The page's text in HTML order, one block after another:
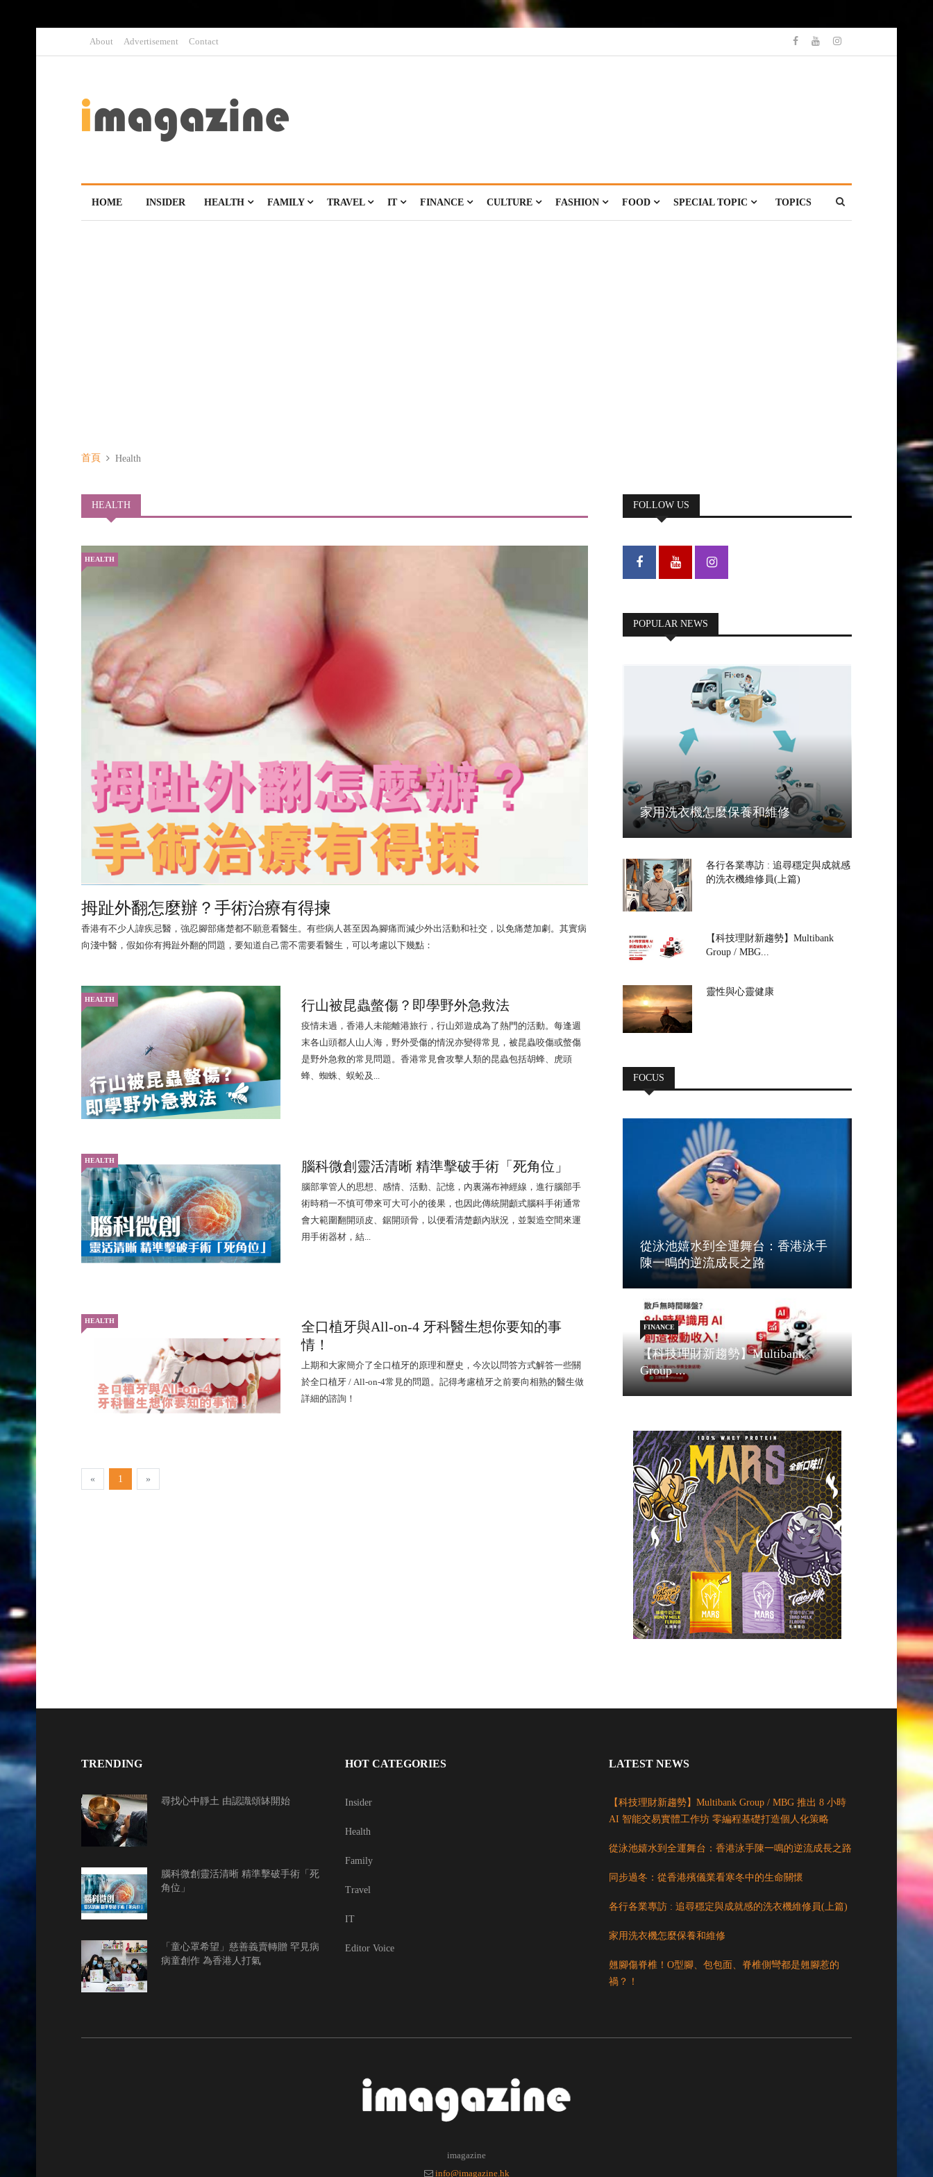
About Advertisement Contact
HOME INSIDER HEALTH FAMILY TRAVEL IT FINANCE CULTURE FASHION FOOD SPECIAL TOPIC TOPICS
首頁 Health
HEALTH
HEALTH
拇趾外翻怎麼辦？手術治療有得揀
香港有不少人諱疾忌醫，強忍腳部痛楚都不願意看醫生。有些病人甚至因為腳痛而減少外出活動和社交，以免痛楚加劇。其實病
向淺中醫，假如你有拇趾外翻的問題，要知道自己需不需要看醫生，可以考慮以下幾點：
HEALTH 行山被昆蟲螫傷？即學野外急救法
疫情未過，香港人未能離港旅行，行山郊遊成為了熱門的活動。每逢週
末各山頭都人山人海，野外受傷的情況亦變得常見，被昆蟲咬傷或螫傷
是野外急救的常見問題。香港常見會攻擊人類的昆蟲包括胡蜂、虎頭
蜂、蜘蛛、蜈蚣及...
HEALTH 腦科微創靈活清晰 精準擊破手術「死角位」
腦部掌管人的思想、感情、活動、記憶，內裏滿布神經線，進行腦部手
術時稍一不慎可帶來可大可小的後果，也因此傳統開顱式腦科手術通常
會大範圍翻開頭皮、鋸開頭骨，以便看清楚顱內狀況，並製造空間來運
用手術器材，結...
HEALTH
全口植牙與All-on-4 牙科醫生想你要知的事
情！
上期和大家簡介了全口植牙的原理和歷史，今次以問答方式解答一些關
於全口植牙 / All-on-4常見的問題。記得考慮植牙之前要向相熟的醫生做
詳細的諮詢！
« 1 »
FOLLOW US
POPULAR NEWS
家用洗衣機怎麼保養和維修
各行各業專訪 : 追尋穩定與成就感
的洗衣機維修員(上篇)
【科技理財新趨勢】Multibank
Group / MBG...
靈性與心靈健康
FOCUS
從泳池嬉水到全運舞台：香港泳手
陳一鳴的逆流成長之路
FINANCE
【科技理財新趨勢】Multibank
Group ...
TRENDING
尋找心中靜土 由認識頌缽開始
腦科微創靈活清晰 精準擊破手術「死
角位」
「童心罩希望」慈善義賣轉贈 罕見病
病童創作 為香港人打氣
HOT CATEGORIES
Insider
Health
Family
Travel
IT
Editor Voice
LATEST NEWS
【科技理財新趨勢】Multibank Group / MBG 推出 8 小時
AI 智能交易實體工作坊 零編程基礎打造個人化策略
從泳池嬉水到全運舞台：香港泳手陳一鳴的逆流成長之路
同步過冬：從香港殯儀業看寒冬中的生命關懷
各行各業專訪 : 追尋穩定與成就感的洗衣機維修員(上篇)
家用洗衣機怎麼保養和維修
翹腳傷脊椎！O型腳、包包面、脊椎側彎都是翹腳惹的
禍？！
imagazine
info@imagazine.hk